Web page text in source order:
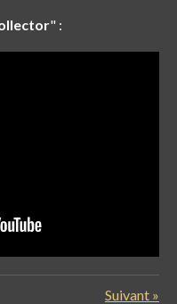
" :
Suivant »